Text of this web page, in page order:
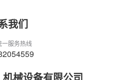
我们
一服务热线